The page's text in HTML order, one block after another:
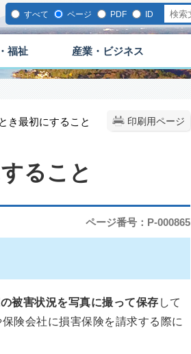
すべて ページ PDF ID
福祉 産業・ビジネス
印刷用ページ
き最初にすること
ること
ページ番号：P-000865
被害状況を写真に撮って保存 して
険会社に損害保険を請求する際に